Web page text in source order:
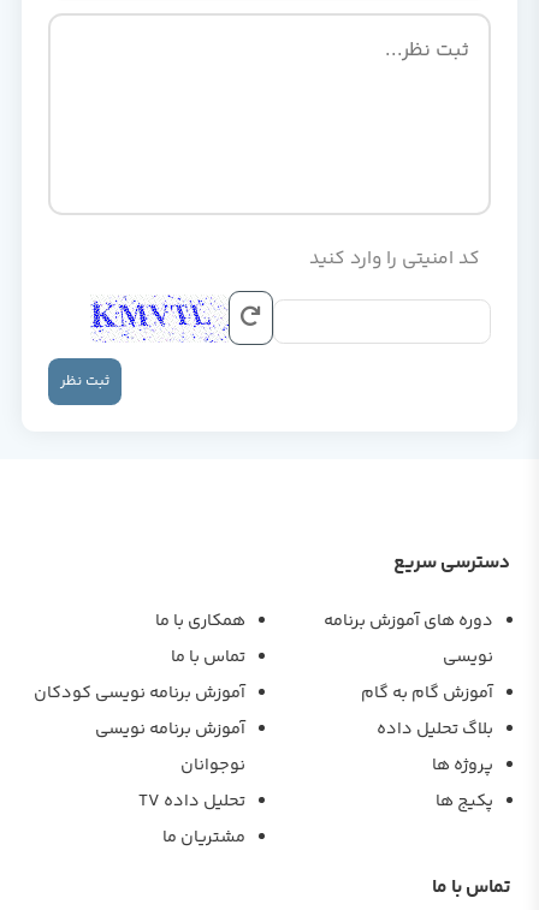
کد امنیتی را وارد کنید
ثبت نظر
دسترسی سریع
دوره های آموزش برنامه
نویسی
آموزش گام به گام
بلاگ تحلیل داده
پروژه ها
پکیج ها
همکاری با ما
تماس با ما
آموزش برنامه نویسی کودکان
آموزش برنامه نویسی
نوجوانان
تحلیل داده TV
مشتریان ما
تماس با ما